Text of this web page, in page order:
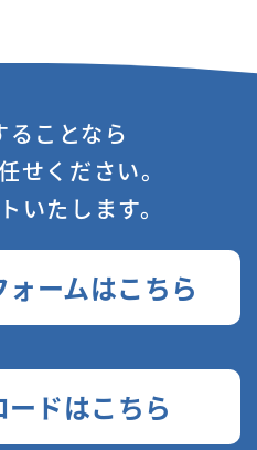
ることなら
せください。
いたします。
ームはこちら
ドはこちら